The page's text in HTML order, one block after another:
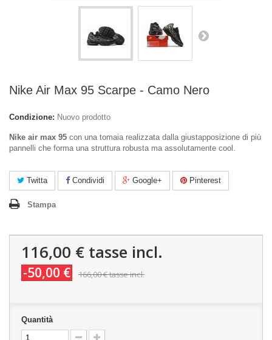
Nike Air Max 95 Scarpe - Camo Nero
Condizione: Nuovo prodotto
Nike air max 95 con una tomaia realizzata dalla giustapposizione di più
pannelli che forma una struttura robusta ma assolutamente cool.
Twitta Condividi Google+ Pinterest
Stampa
116,00 € tasse incl.
-50,00 € 166,00 €tasse incl.
Quantità